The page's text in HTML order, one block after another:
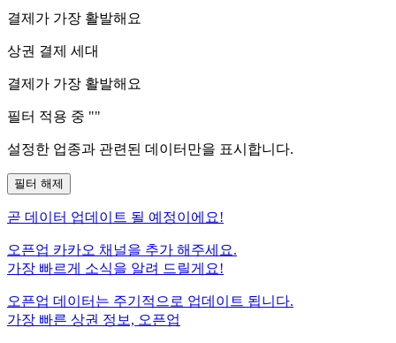
결제가 가장 활발해요
상권 결제 세대
결제가 가장 활발해요
필터 적용 중 ""
설정한 업종과 관련된 데이터만을 표시합니다.
필터 해제
곧 데이터 업데이트 될 예정이에요!
오픈업 카카오 채널을 추가 해주세요.
가장 빠르게 소식을 알려 드릴게요!
오픈업 데이터는 주기적으로 업데이트 됩니다.
가장 빠른 상권 정보, 오픈업